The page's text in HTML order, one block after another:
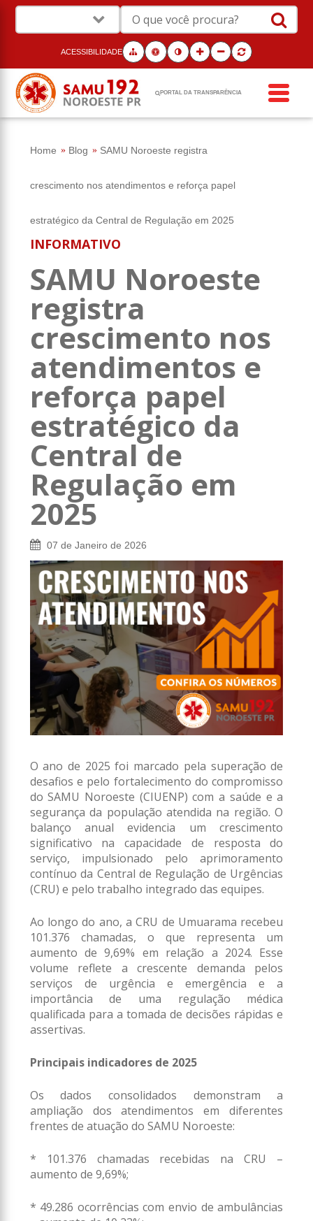
ACESSIBILIDADE
PORTAL DA TRANSPARÊNCIA
Home Blog SAMU Noroeste registra
crescimento nos atendimentos e reforça papel
estratégico da Central de Regulação em 2025
INFORMATIVO
SAMU Noroeste
registra
crescimento nos
atendimentos e
reforça papel
estratégico da
Central de
Regulação em
2025
07 de Janeiro de 2026
O ano de 2025 foi marcado pela superação de
desafios e pelo fortalecimento do compromisso
do SAMU Noroeste (CIUENP) com a saúde e a
segurança da população atendida na região. O
balanço anual evidencia um crescimento
significativo na capacidade de resposta do
serviço, impulsionado pelo aprimoramento
contínuo da Central de Regulação de Urgências
(CRU) e pelo trabalho integrado das equipes.
Ao longo do ano, a CRU de Umuarama recebeu
101.376 chamadas, o que representa um
aumento de 9,69% em relação a 2024. Esse
volume reflete a crescente demanda pelos
serviços de urgência e emergência e a
importância de uma regulação médica
qualificada para a tomada de decisões rápidas e
assertivas.
Principais indicadores de 2025
Os dados consolidados demonstram a
ampliação dos atendimentos em diferentes
frentes de atuação do SAMU Noroeste:
* 101.376 chamadas recebidas na CRU –
aumento de 9,69%;
* 49.286 ocorrências com envio de ambulâncias